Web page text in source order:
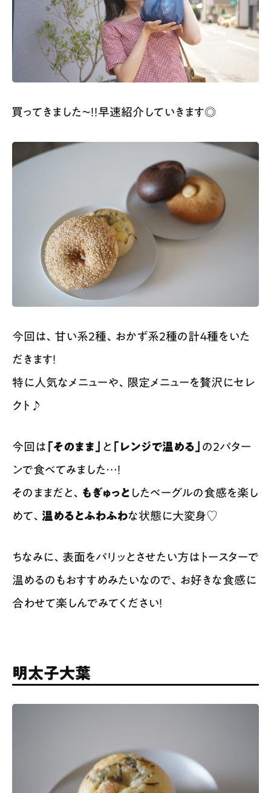
買ってきました～！！早速紹介していきます◎
今回は、甘い系２種、おかず系２種の計４種をいた
だきます！
特に人気なメニューや、限定メニューを贅沢にセレ
クト♪
今回は 「そのまま」 と 「レンジで温める」 の２パター
ンで食べてみました…！
そのままだと、 もぎゅっと したベーグルの食感を楽し
めて、 温めるとふわふわな状態に大変身♡
ちなみに、表面をパリッとさせたい方はトースターで
温めるのもおすすめみたいなので、お好きな食感に
合わせて楽しんでみてください！
明太子大葉